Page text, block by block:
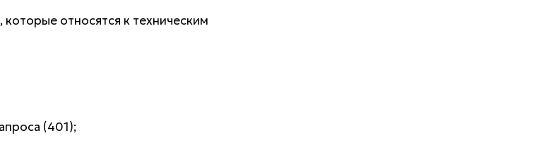
относятся к техническим
(401);